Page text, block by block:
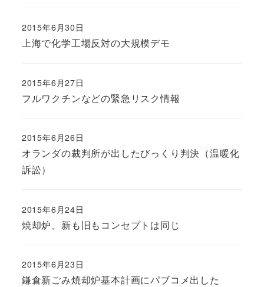
上海で化学工場反対の大規模デモ
2015年6月30日
フルワクチンなどの緊急リスク情報
2015年6月27日
オランダの裁判所が出したびっくり判決（温暖化
訴訟）
2015年6月26日
焼却炉、新も旧もコンセプトは同じ
2015年6月24日
鎌倉新ごみ焼却炉基本計画にパブコメ出した
2015年6月23日